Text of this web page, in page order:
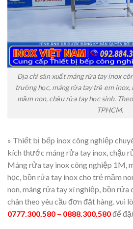
Địa chỉ sản xuất máng rửa tay inox
trường học, máng rửa tay trẻ em
mầm non, chậu rửa tay học sinh.
TPHCM.
» Thiết bị bếp inox công nghiệp
kích thước máng rửa tay inox, chậu
Máng rửa tay inox công nghiệp 1M,
học, bồn rửa tay inox cho trẻ mầm
non, máng rửa tay xí nghiệp, bồn rửa
chân theo yêu cầu đơn đặt hàng. vui
0777.300.580 – 0888.300.580để